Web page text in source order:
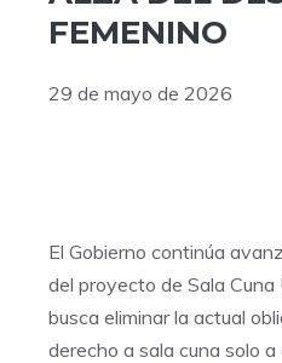
FEMENINO
29 de mayo de 2026
El Gobierno continúa
del proyecto de Sala
busca eliminar la actual
derecho a sala cuna solo